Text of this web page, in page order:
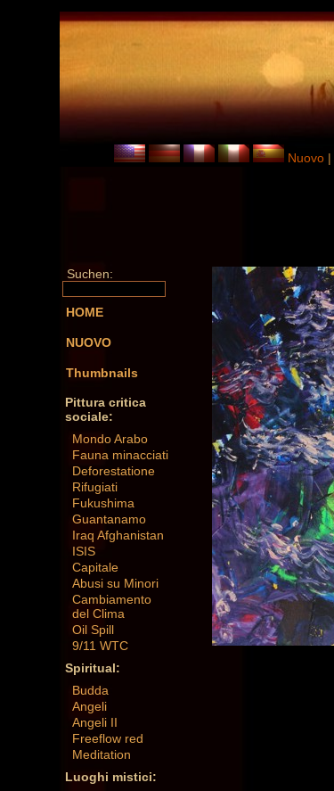
Nuovo|
Suchen:
HOME
NUOVO
Thumbnails
Pittura critica
sociale:
Mondo Arabo
Fauna minacciati
Deforestatione
Rifugiati
Fukushima
Guantanamo
Iraq Afghanistan
ISIS
Capitale
Abusi su Minori
Cambiamento
del Clima
Oil Spill
9/11 WTC
Spiritual:
Budda
Angeli
Angeli II
Freeflow red
Meditation
Luoghi mistici: